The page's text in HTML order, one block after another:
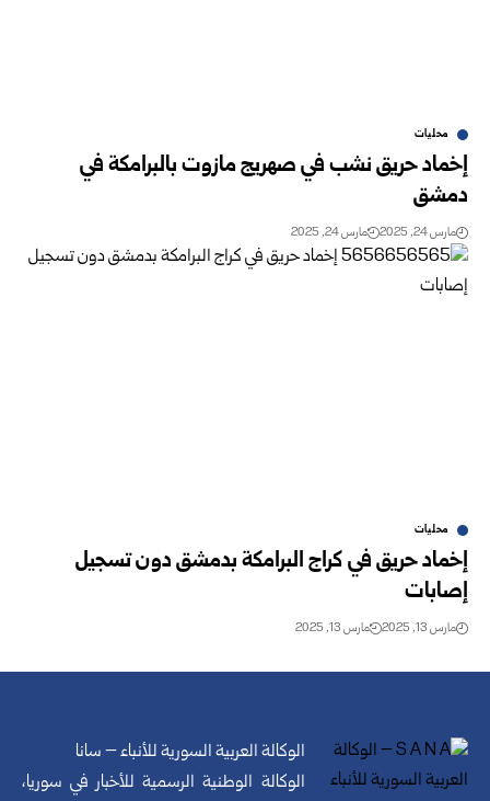
محليات
إخماد حريق نشب في صهريج مازوت بالبرامكة في
دمشق
مارس 24, 2025 مارس 24, 2025
محليات
إخماد حريق في كراج البرامكة بدمشق دون تسجيل
إصابات ‏
مارس 13, 2025 مارس 13, 2025
الوكالة العربية السورية للأنباء – سانا
الوكالة الوطنية الرسمية للأخبار في سوريا،